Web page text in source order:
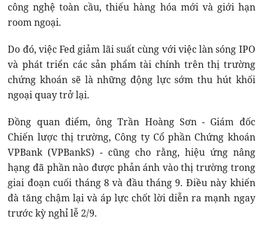
công nghệ toàn cầu, thiếu hàng hóa mới và giới hạn
room ngoại.
Do đó, việc Fed giảm lãi suất cùng với việc làn sóng IPO
và phát triển các sản phẩm tài chính trên thị trường
chứng khoán sẽ là những động lực sớm thu hút khối
ngoại quay trở lại.
Đồng quan điểm, ông Trần Hoàng Sơn - Giám đốc
Chiến lược thị trường, Công ty Cổ phần Chứng khoán
VPBank (VPBankS) - cũng cho rằng, hiệu ứng nâng
hạng đã phần nào được phản ánh vào thị trường trong
giai đoạn cuối tháng 8 và đầu tháng 9. Điều này khiến
đà tăng chậm lại và áp lực chốt lời diễn ra mạnh ngay
trước kỳ nghỉ lễ 2/9.